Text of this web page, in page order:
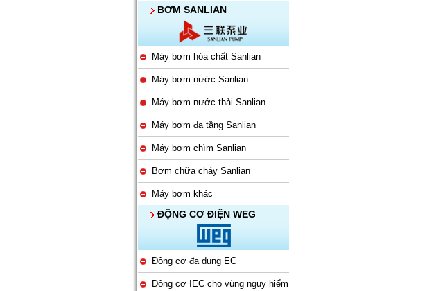
BƠM SANLIAN
Máy bơm hóa chất Sanlian
Máy bơm nước Sanlian
Máy bơm nước thải Sanlian
Máy bơm đa tầng Sanlian
Máy bơm chìm Sanlian
Bơm chữa cháy Sanlian
Máy bơm khác
ĐỘNG CƠ ĐIỆN WEG
Động cơ đa dụng EC
Động cơ IEC cho vùng nguy hiểm